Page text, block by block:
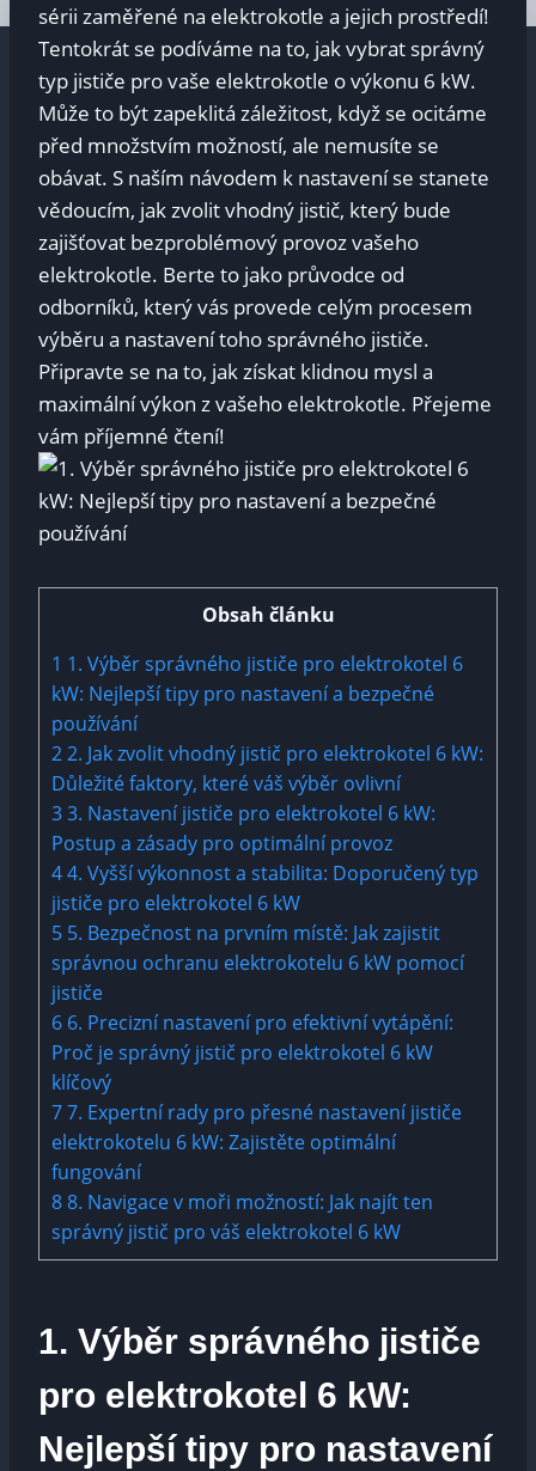
sérii zaměřené na ​elektrokotle a jejich prostředí!
Tentokrát se podíváme na to, jak vybrat správný
typ jističe pro‍ vaše elektrokotle ​o výkonu 6 kW.
Může to ⁣být zapeklitá záležitost, když ⁤se ocitáme
před množstvím možností,‌ ale‌ nemusíte se
obávat. S ‍naším návodem k⁤ nastavení se‍ stanete
vědoucím, jak ‍zvolit vhodný jistič,⁢ který bude
zajišťovat bezproblémový provoz vašeho
elektrokotle. Berte to jako průvodce od ​
odborníků, který vás provede celým procesem
‍výběru a⁢ nastavení toho správného jističe.⁢
Připravte se⁤ na to, jak získat klidnou mysl a
maximální výkon z vašeho elektrokotle. Přejeme
vám příjemné čtení!
Obsah článku
1 1. Výběr ‍správného jističe pro elektrokotel 6
kW: Nejlepší tipy​ pro nastavení⁢ a ⁣bezpečné
používání
22.‌ Jak zvolit vhodný jistič pro elektrokotel 6 kW:
‍Důležité faktory, které váš výběr ovlivní
33. Nastavení ‌jističe pro elektrokotel 6 kW:‍
Postup a‌ zásady pro optimální provoz
44. Vyšší výkonnost⁢ a stabilita:​ Doporučený typ
jističe pro elektrokotel 6 kW
5 5. Bezpečnost na prvním místě: Jak zajistit
správnou ochranu elektrokotelu 6 kW pomocí
jističe
6 6. Precizní ​nastavení pro efektivní ⁣vytápění:⁣
Proč je správný jistič pro ⁤elektrokotel 6‍ kW
klíčový
77. Expertní rady pro přesné nastavení jističe
elektrokotelu​ 6 kW: Zajistěte optimální⁤
fungování
88. Navigace v⁣ moři​ možností: ⁤Jak najít ten
správný jistič ​pro váš elektrokotel 6‍ kW
1. Výběr ‍správného jističe
pro elektrokotel 6 kW:
Nejlepší tipy​ pro nastavení⁢